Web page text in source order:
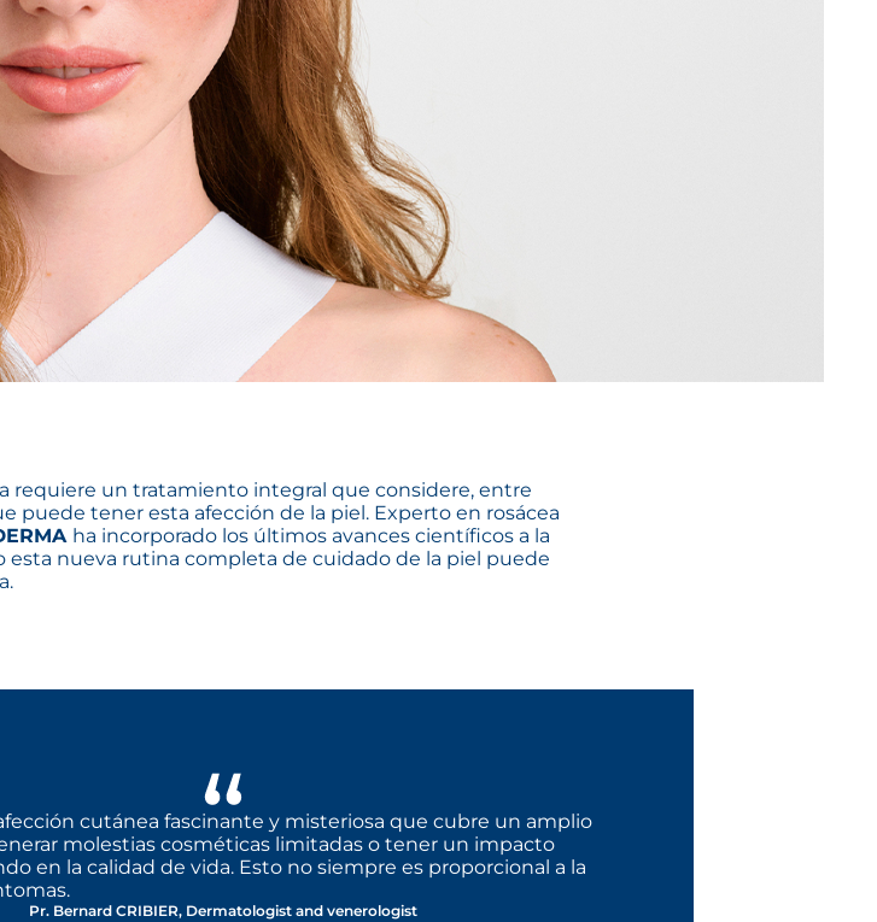
requiere un tratamiento integral que considere, entre
puede tener esta afección de la piel. Experto en rosácea
ha incorporado los últimos avances científicos a la
esta nueva rutina completa de cuidado de la piel puede
cutánea fascinante y misteriosa que cubre un amplio
molestias cosméticas limitadas o tener un impacto
en la calidad de vida. Esto no siempre es proporcional a la
Pr. Bernard CRIBIER, Dermatologist and venerologist